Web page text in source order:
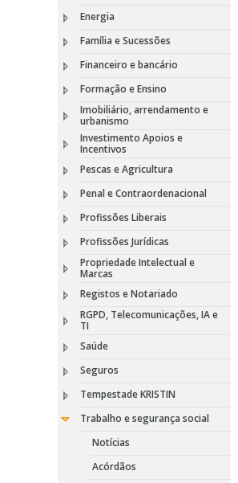
Energia
Família e Sucessões
Financeiro e bancário
Formação e Ensino
Imobiliário, arrendamento e
urbanismo
Investimento Apoios e
Incentivos
Pescas e Agricultura
Penal e Contraordenacional
Profissões Liberais
Profissões Jurídicas
Propriedade Intelectual e
Marcas
Registos e Notariado
RGPD, Telecomunicações, IA e
TI
Saúde
Seguros
Tempestade KRISTIN
Trabalho e segurança social
Notícias
Acórdãos